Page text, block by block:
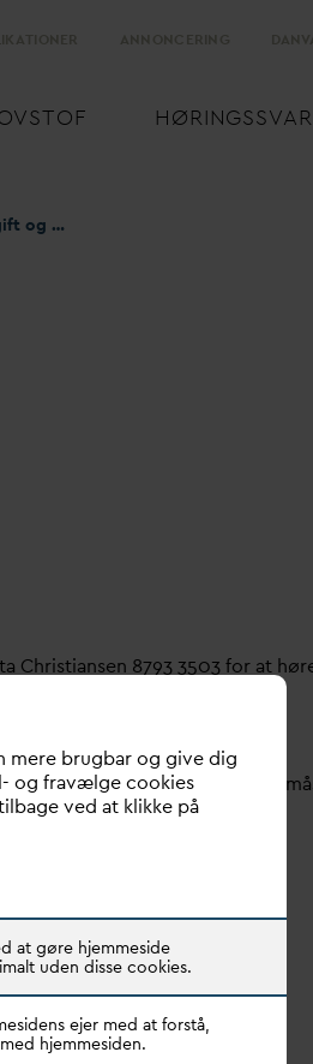
HØRINGSSVAR
til vejledende materiale
Christiansen 8793 3503 for at
er medlem iDANVA eller om du
dineDANVA medarbejdere
mere brugbar og give dig
og fravælge cookies
ved at klikke på
at gøre hjemmeside
uden disse cookies.
ejer med at forstå,
hjemmesiden.